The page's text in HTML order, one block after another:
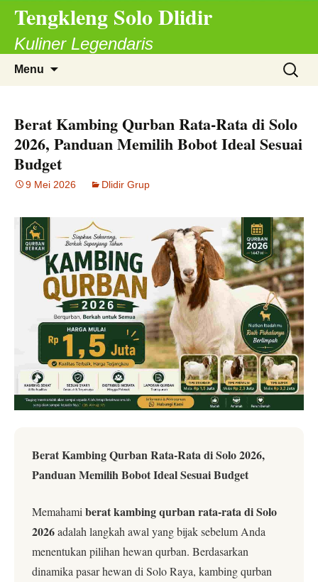
Tengkleng Solo Dlidir
Kuliner Legendaris
Menu
Cari
untuk:
Berat Kambing Qurban Rata-Rata di Solo
2026, Panduan Memilih Bobot Ideal Sesuai
Budget
9 Mei 2026 Dlidir Grup
Berat Kambing Qurban Rata-Rata di Solo 2026,
Panduan Memilih Bobot Ideal Sesuai Budget
Memahami berat kambing qurban rata-rata di Solo
2026adalah langkah awal yang bijak sebelum Anda
menentukan pilihan hewan qurban. Berdasarkan
dinamika pasar hewan di Solo Raya, kambing qurban